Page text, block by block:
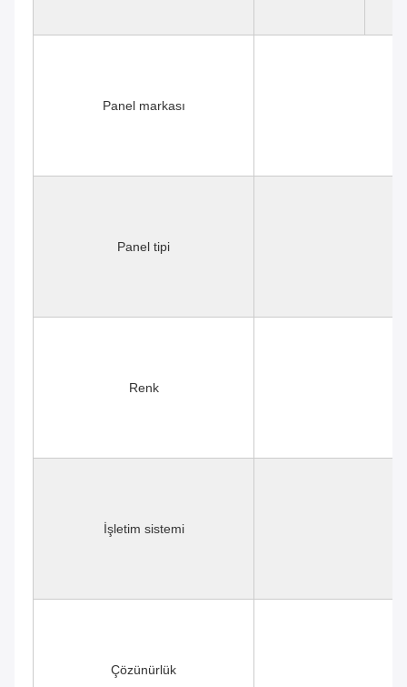
Panel markası
Panel tipi
Renk
İşletim sistemi
Çözünürlük